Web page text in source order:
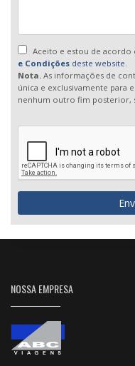
Aceito e estou de acordo
e Condições deste website.
Nota. As informações de
única e exclusivamente para
nenhum outro fim posterior,
NOSSA EMPRESA